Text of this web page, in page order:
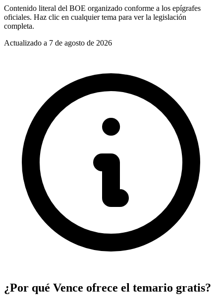
Contenido literal del BOE organizado conforme a los epígrafes
oficiales. Haz clic en cualquier tema para ver la legislación
completa.
Actualizado a 7 de agosto de 2026
¿Por qué Vence ofrece el temario gratis?